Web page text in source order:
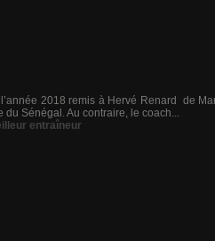
2018 remis à Hervé Renard de
Sénégal. Au contraire, le coach...
entraîneur